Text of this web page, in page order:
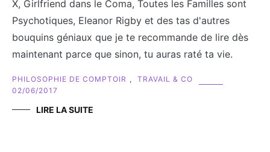
X, Girlfriend dans le Coma, Toutes les Familles sont
Psychotiques, Eleanor Rigby et des tas d'autres
bouquins géniaux que je te recommande de lire dès
maintenant parce que sinon, tu auras raté ta vie.
PHILOSOPHIE DE COMPTOIR ,
TRAVAIL & CO
02/06/2017
LIRE LA SUITE